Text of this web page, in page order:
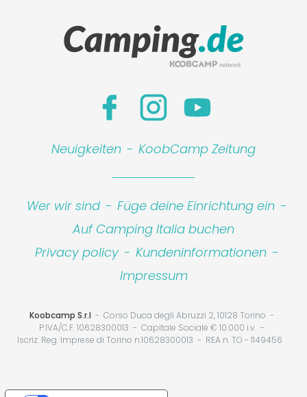
Neuigkeiten - KoobCamp Zeitung
Wer wir sind - Füge deine Einrichtung ein -
Auf Camping Italia buchen
Privacy policy - Kundeninformationen -
Impressum
Koobcamp S.r.l
Corso Duca degli Abruzzi 2, 10128 Torino
P.IVA/C.F. 10628300013
Capitale Sociale € 10.000 i.v.
Iscriz. Reg. Imprese di Torino n.10628300013
REA n. TO - 1149456